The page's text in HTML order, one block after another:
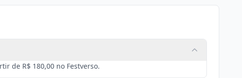
de R$ 180,00 no Festverso.